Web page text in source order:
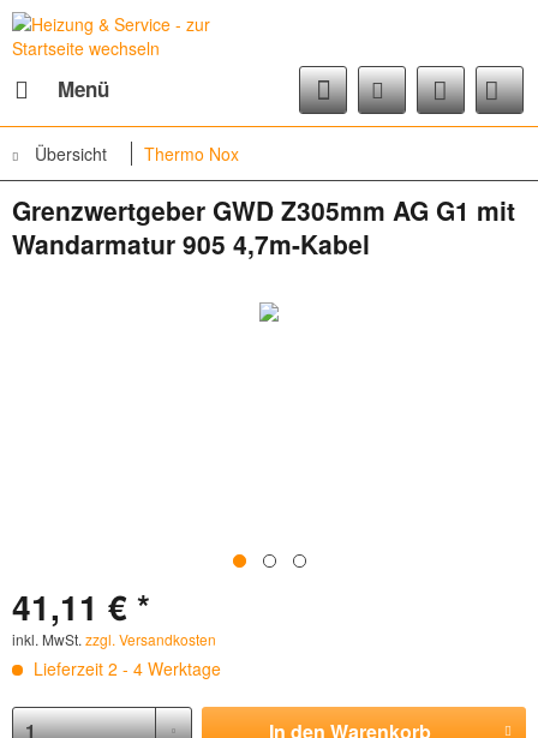
Menü
Übersicht Thermo Nox
Grenzwertgeber GWD Z305mm AG G1 mit
Wandarmatur 905 4,7m-Kabel
41,11 € *
inkl. MwSt. zzgl. Versandkosten
Lieferzeit 2 - 4 Werktage
In denWarenkorb